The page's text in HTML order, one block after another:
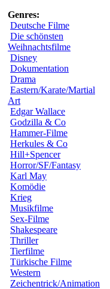
Genres:
Deutsche Filme
Die schönsten
Weihnachtsfilme
Disney
Dokumentation
Drama
Eastern/Karate/Martial
Art
Edgar Wallace
Godzilla & Co
Hammer-Filme
Herkules & Co
Hill+Spencer
Horror/SF/Fantasy
Karl May
Komödie
Krieg
Musikfilme
Sex-Filme
Shakespeare
Thriller
Tierfilme
Türkische Filme
Western
Zeichentrick/Animation